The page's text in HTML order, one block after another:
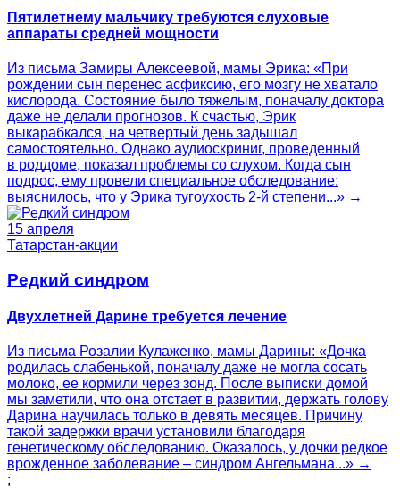
Пятилетнему мальчику требуются слуховые
аппараты средней мощности
Из письма Замиры Алексеевой, мамы Эрика: «При
рождении сын перенес асфиксию, его мозгу не хватало
кислорода. Состояние было тяжелым, поначалу доктора
даже не делали прогнозов. К счастью, Эрик
выкарабкался, на четвертый день задышал
самостоятельно. Однако аудиоскриниг, проведенный
в роддоме, показал проблемы со слухом. Когда сын
подрос, ему провели специальное обследование:
выяснилось, что у Эрика тугоухость 2-й степени...» →
15 апреля
Татарстан-акции
Редкий синдром
Двухлетней Дарине требуется лечение
Из письма Розалии Кулаженко, мамы Дарины: «Дочка
родилась слабенькой, поначалу даже не могла сосать
молоко, ее кормили через зонд. После выписки домой
мы заметили, что она отстает в развитии, держать голову
Дарина научилась только в девять месяцев. Причину
такой задержки врачи установили благодаря
генетическому обследованию. Оказалось, у дочки редкое
врожденное заболевание – синдром Ангельмана...» →
;